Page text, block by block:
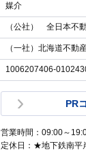
媒介
（公社） 全日本不
（一社）北海道不動
1006207406-
PR
営業時間：09:00～
定休日：★地下鉄南平